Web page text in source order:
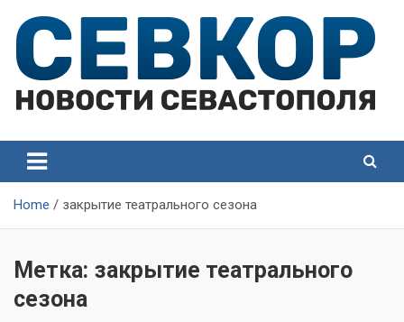
content
Севастополя
Севастополя
Home закрытие театрального сезона
Метка: закрытие театрального
сезона